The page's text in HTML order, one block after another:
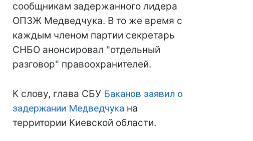
сообщникам задержанного лидера
ОПЗЖ Медведчука. В то же время с
каждым членом партии секретарь
СНБО анонсировал "отдельный
разговор" правоохранителей.
К слову, глава СБУ Баканов заявил о
задержании Медведчука на
территории Киевской области.